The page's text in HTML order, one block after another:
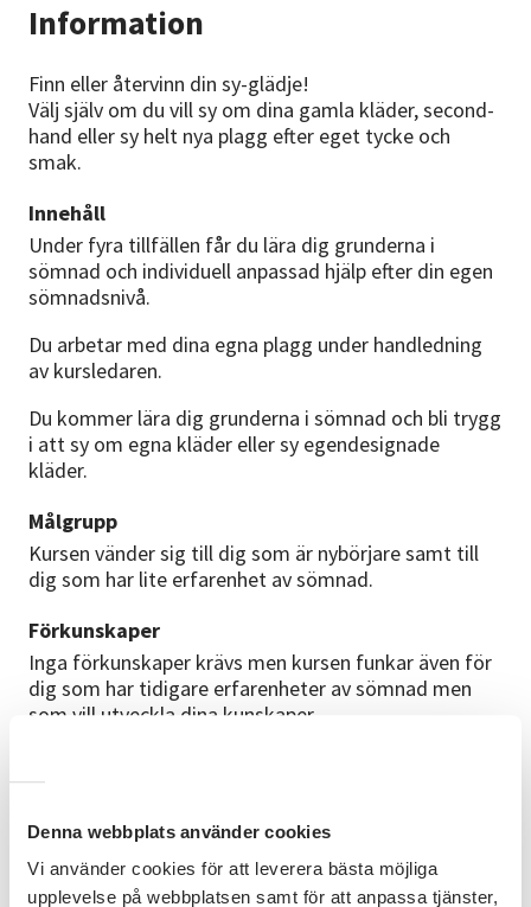
Denna webbplats använder cookies
Vi använder cookies för att leverera bästa möjliga
upplevelse på webbplatsen samt för att anpassa tjänster,
Information
Finn eller återvinn din sy-glädje!
Välj själv om du vill sy om dina gamla kläder, second-
hand eller sy helt nya plagg efter eget tycke och
smak.
Innehåll
Under fyra tillfällen får du lära dig grunderna i
sömnad och individuell anpassad hjälp efter din egen
sömnadsnivå.
Du arbetar med dina egna plagg under handledning
av kursledaren.
Du kommer lära dig grunderna i sömnad och bli trygg
i att sy om egna kläder eller sy egendesignade
kläder.
Målgrupp
Kursen vänder sig till dig som är nybörjare samt till
dig som har lite erfarenhet av sömnad.
Förkunskaper
Inga förkunskaper krävs men kursen funkar även för
dig som har tidigare erfarenheter av sömnad men
som vill utveckla dina kunskaper.
sybehör du behöver, samt egen symaskin. VIKTIGT-
du måste kunna grunderna om din egen symaskin
och veta att den fungerar. Material som är bra att ha